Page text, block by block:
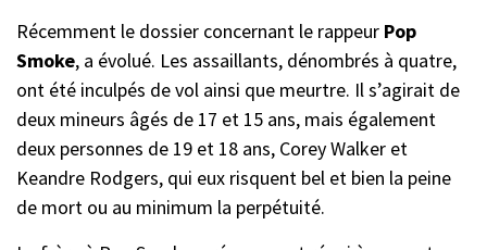
Récemment le dossier concernant le rappeur Pop
Smoke, a évolué. Les assaillants, dénombrés à quatre,
ont été inculpés de vol ainsi que meurtre. Il s’agirait de
deux mineurs âgés de 17 et 15 ans, mais également
deux personnes de 19 et 18 ans, Corey Walker et
Keandre Rodgers, qui eux risquent bel et bien la peine
de mort ou au minimum la perpétuité.